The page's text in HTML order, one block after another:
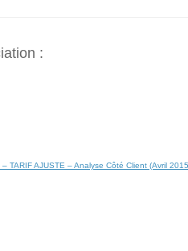
:
– TARIF AJUSTE – Analyse Côté Client (Avril